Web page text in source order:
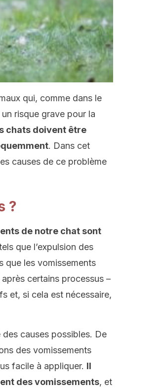
qui, comme dans le
risque grave pour la
chats doivent être
. Dans cet
causes de ce problème
?
de notre chat sont
que l’expulsion des
que les vomissements
certains processus –
et, si cela est nécessaire,
causes possibles. De
des vomissements
facile à appliquer. Il
des vomissements, et